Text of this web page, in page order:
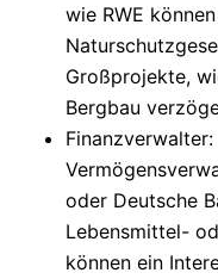
wie RWE
Großprojekte,
Bergbau
Finanzverwalter
oder Deutsche
Lebensmittel-
können ein